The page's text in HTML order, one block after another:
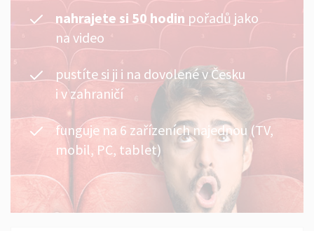
nahrajete si 50 hodin pořadů jako
na video
pustíte si ji i na dovolené v Česku
i v zahraničí
funguje na 6 zařízeních najednou (TV,
mobil, PC, tablet)